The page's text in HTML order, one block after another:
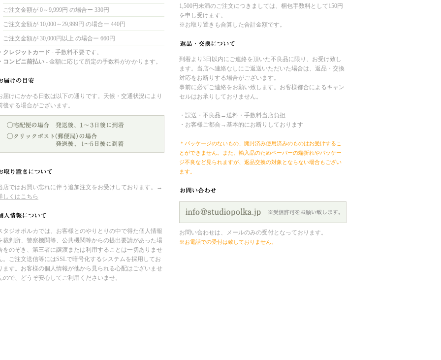
ご注文金額が 0～9,999円 の場合ー 330円
ご注文金額が 10,000～29,999円 の場合ー 440円
ご注文金額が 30,000円以上 の場合ー 660円
クレジットカード - 手数料不要です。
コンビニ前払い - 金額に応じて所定の手数料がかかります。
届けにかかる日数は以下の通りです。天候・交通状況により
後する場合がございます。
店ではお買い忘れに伴う追加注文をお受けしております。→
しくはこちら
タジオポルカでは、お客様とのやりとりの中で得た個人情報
裁判所、警察機関等、公共機関等からの提出要請があった場
をのぞき、第三者に譲渡または利用することは一切ありませ
。ご注文送信等にはSSLで暗号化するシステムを採用してお
ます。お客様の個人情報が他から見られる心配はございませ
ので、どうぞ安心してご利用くださいませ。
1,500円未満のご注文につきましては、梱包手数料として150円
を申し受けます。
※お取り置きも合算した合計金額です。
到着より3日以内にご連絡を頂いた不良品に限り、お受け致し
ます。当店へ連絡なしにご返送いただいた場合は、返品・交換
対応をお断りする場合がございます。
事前に必ずご連絡をお願い致します。お客様都合によるキャン
セルはお承りしておりません。
・誤送・不良品→送料・手数料当店負担
・お客様ご都合→基本的にお断りしております
＊パッケージのないもの、開封済み使用済みのものはお受けするこ
とができません。また、輸入品のためペーパーの端折れやパッケー
ジ不良など見られますが、返品交換の対象とならない場合もござい
ます。
お問い合わせは、メールのみの受付となっております。
※お電話での受付は致しておりません。